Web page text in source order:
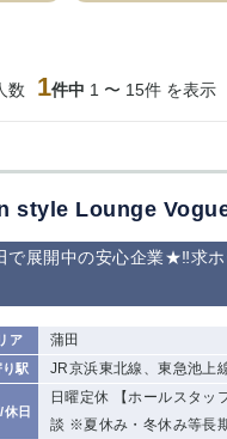
数 1件中 1 〜 15件 を表示
style Lounge
で展開中の安心企業★‼求
ア 蒲田
駅 JR京浜東北線、東急池上
休日
日曜定休 【ホールスタ
談 ※夏休み・冬休み等長
ひばりヶ丘（北
学芸大学
の好立地！
「赤羽駅
徒歩2分
京メトロ
「赤羽岩
①歌舞伎町 ②
新宿
①銀座 ②
①東武練馬 ②
成増・板橋 ③
大山 ②池袋
下赤塚 竹ノ塚